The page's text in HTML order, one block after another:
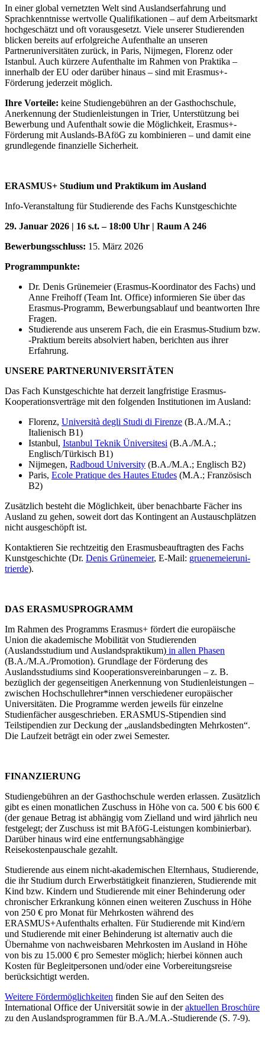
In einer global vernetzten Welt sind Auslandserfahrung und
Sprachkenntnisse wertvolle Qualifikationen – auf dem Arbeitsmarkt
hochgeschätzt und oft vorausgesetzt. Viele unserer Studierenden
blicken bereits auf erfolgreiche Aufenthalte an unseren
Partneruniversitäten zurück, in Paris, Nijmegen, Florenz oder
Istanbul. Auch kürzere Aufenthalte im Rahmen von Praktika –
innerhalb der EU oder darüber hinaus – sind mit Erasmus+-
Förderung jederzeit möglich.
Ihre Vorteile: keine Studiengebühren an der Gasthochschule,
Anerkennung der Studienleistungen in Trier, Unterstützung bei
Bewerbung und Aufenthalt sowie die Möglichkeit, Erasmus+-
Förderung mit Auslands-BAföG zu kombinieren – und damit eine
grundlegende finanzielle Sicherheit.
ERASMUS+ Studium und Praktikum im Ausland
Info-Veranstaltung für Studierende des Fachs Kunstgeschichte
29. Januar 2026 | 16 s.t. – 18:00 Uhr | Raum A 246
Bewerbungsschluss: 15. März 2026
Programmpunkte:
Dr. Denis Grünemeier (Erasmus-Koordinator des Fachs) und
Anne Freihoff (Team Int. Office) informieren Sie über das
Erasmus-Programm, Bewerbungsablauf und beantworten Ihre
Fragen.
Studierende aus unserem Fach, die ein Erasmus-Studium bzw.
-Praktium bereits absolviert haben, berichten aus ihrer
Erfahrung.
UNSERE PARTNERUNIVERSITÄTEN
Das Fach Kunstgeschichte hat derzeit langfristige Erasmus-
Kooperationsverträge mit den folgenden Institutionen im Ausland:
Florenz, Università degli Studi di Firenze (B.A./M.A.;
Italienisch B1)
Istanbul, Istanbul Teknik Üniversitesi (B.A./M.A.;
Englisch/Türkisch B1)
Nijmegen, Radboud University (B.A./M.A.; Englisch B2)
Paris, Ecole Pratique des Hautes Etudes (M.A.; Französisch
B2)
Zusätzlich besteht die Möglichkeit, über benachbarte Fächer ins
Ausland zu gehen, soweit dort das Kontingent an Austauschplätzen
nicht ausgeschöpft ist.
Kontaktieren Sie rechtzeitig den Erasmusbeauftragten des Fachs
Kunstgeschichte (Dr. Denis Grünemeier, E-Mail: gruenemeieruni-
trierde).
DAS ERASMUSPROGRAMM
Im Rahmen des Programms Erasmus+ fördert die europäische
Union die akademische Mobilität von Studierenden
(Auslandsstudium und Auslandspraktikum) in allen Phasen
(B.A./M.A./Promotion). Grundlage der Förderung des
Auslandsstudiums sind Kooperationsvereinbarungen – z. B.
bezüglich der gegenseitigen Anerkennung von Studienleistungen –
zwischen Hochschullehrer*innen verschiedener europäischer
Universitäten. Die Programme werden jeweils für einzelne
Studienfächer ausgeschrieben. ERASMUS-Stipendien sind
Teilstipendien zur Deckung der „auslandsbedingten Mehrkosten“.
Die Laufzeit beträgt ein oder zwei Semester.
FINANZIERUNG
Studiengebühren an der Gasthochschule werden erlassen. Zusätzlich
gibt es einen monatlichen Zuschuss in Höhe von ca. 500 € bis 600 €
(der genaue Betrag ist abhängig vom Zielland und wird jährlich neu
festgelegt; der Zuschuss ist mit BAföG-Leistungen kombinierbar).
Darüber hinaus wird eine entfernungsabhängige
Reisekostenpauschale gezahlt.
Studierende aus einem nicht-akademischen Elternhaus, Studierende,
die ihr Studium durch Erwerbstätigkeit finanzieren, Studierende mit
Kind bzw. Kindern und Studierende mit einer Behinderung oder
chronischer Erkrankung können einen weiteren Zuschuss in Höhe
von 250 € pro Monat für Mehrkosten während des
ERASMUS+Aufenthalts erhalten. Für Studierende mit Kind/ern
und Studierende mit einer Behinderung ist alternativ auch die
Übernahme von nachweisbaren Mehrkosten im Ausland in Höhe
von bis zu 15.000 € pro Semester möglich; hierbei können auch
Kosten für Begleitpersonen und/oder eine Vorbereitungsreise
berücksichtigt werden.
Weitere Fördermöglichkeiten finden Sie auf den Seiten des
International Office der Universität sowie in deraktuellen Broschüre
zu den Auslandsprogrammen für B.A./M.A.-Studierende (S. 7-9).